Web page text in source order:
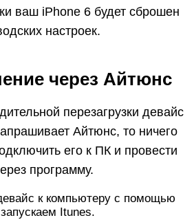
ваш iPhone 6 будет сброшен
настроек.
через Айтюнс
перезагрузки девайс
Айтюнс, то ничего
его к ПК и провести
программу.
к компьютеру с помощью
Itunes.